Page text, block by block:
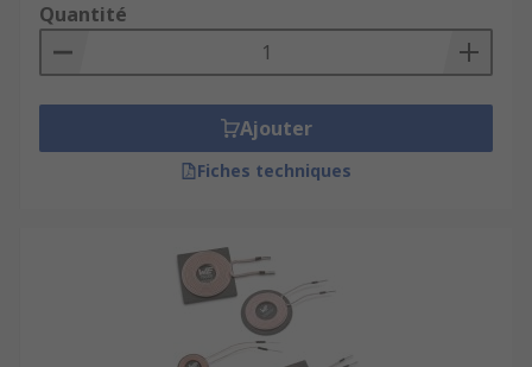
Quantité
Ajouter
Fiches techniques